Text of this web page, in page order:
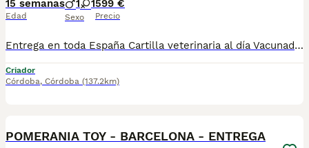
15 semanas
Edad
1 1
Sexo
599 €
Precio
Entrega en toda España Cartilla veterinaria al día Vacunados y desparasitados según edad Microchip incluido Revisados por veterinario Cachorros socializados y acostumbrados al contacto humano Asesoramiento antes y después de la entrega 670864332 ADEMAS NO COBRAMOS NI UN EURO POR ADELANTADO , PASA QUE PAGAS Y LUEGO NO TE LLEGA NADA !!!!! los cachorros están socializados y en perfectas condiciones , mejor escríbenos al what y te detallamos info si quieres tener una buena experiencia este es tu sitio. . GRACIAS ....................................................................... GRACIAS . SALUDOS
Criador
Córdoba, Córdoba (137.2km)
POMERANIA TOY - BARCELONA - ENTREGA